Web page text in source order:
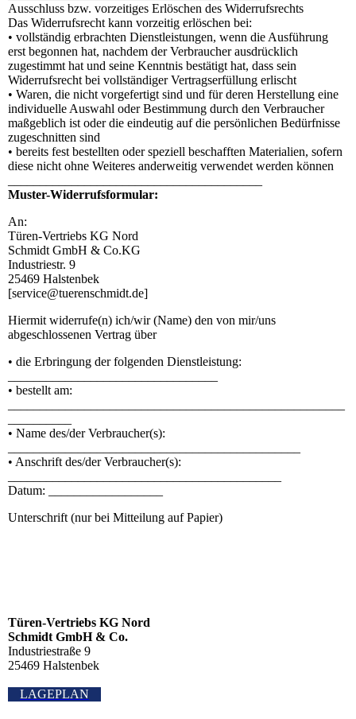
Ausschluss bzw. vorzeitiges Erlöschen des Widerrufsrechts
Das Widerrufsrecht kann vorzeitig erlöschen bei:
• vollständig erbrachten Dienstleistungen, wenn die Ausführung
erst begonnen hat, nachdem der Verbraucher ausdrücklich
zugestimmt hat und seine Kenntnis bestätigt hat, dass sein
Widerrufsrecht bei vollständiger Vertragserfüllung erlischt
• Waren, die nicht vorgefertigt sind und für deren Herstellung eine
individuelle Auswahl oder Bestimmung durch den Verbraucher
maßgeblich ist oder die eindeutig auf die persönlichen Bedürfnisse
zugeschnitten sind
• bereits fest bestellten oder speziell beschafften Materialien, sofern
diese nicht ohne Weiteres anderweitig verwendet werden können
Muster-Widerrufsformular:
An:
Türen-Vertriebs KG Nord
Schmidt GmbH & Co.KG
Industriestr. 9
25469 Halstenbek
[service@tuerenschmidt.de]
Hiermit widerrufe(n) ich/wir (Name) den von mir/uns
abgeschlossenen Vertrag über
• die Erbringung der folgenden Dienstleistung:
• bestellt am:
• Name des/der Verbraucher(s):
• Anschrift des/der Verbraucher(s):
Datum: __________________
Unterschrift (nur bei Mitteilung auf Papier)
Türen-Vertriebs KG Nord
Schmidt GmbH & Co.
Industriestraße 9
25469 Halstenbek
LAGEPLAN